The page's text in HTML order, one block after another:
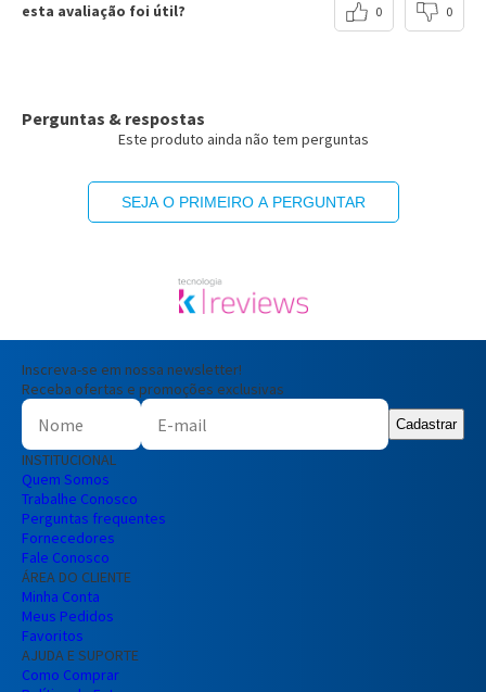
esta avaliação foi útil? 0 0
Perguntas & respostas
Este produto ainda não tem perguntas
SEJA O PRIMEIRO A PERGUNTAR
Inscreva-se em nossa newsletter!
Receba ofertas e promoções exclusivas
Cadastrar
INSTITUCIONAL
Quem Somos
Trabalhe Conosco
Perguntas frequentes
Fornecedores
Fale Conosco
ÁREA DO CLIENTE
Minha Conta
Meus Pedidos
Favoritos
AJUDA E SUPORTE
Como Comprar